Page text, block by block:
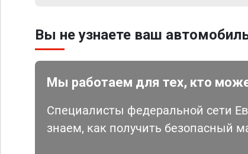
Вы не узнаете ваш
Мы работаем для тех, кто
Специалисты федеральной сети
знаем, как получить безопасный